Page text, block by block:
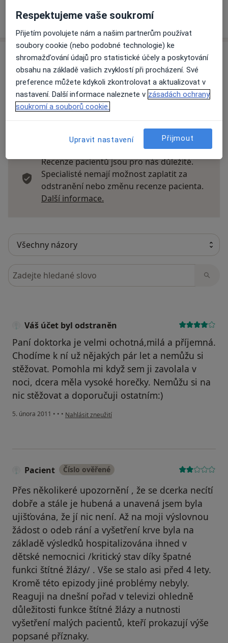
Víceo adrese
Názory
Přidejte svůj názor
Recenze pacientů jsou pro nás důležité.
Specialisté nemají možnost zaplatit za
odstranění nebo změnu recenze pacienta.
Další informace.
Hledejte v názorech
Váš účet byl odstraněn
Paní doktorka je velmi ochotná,milá a příjemná.
Chodíme k ní už nějakých pár let a nemůžu si
stěžovat. Pomohla mi když sem ji zavolala v
noci, dcera měla vysoké horečky. Nemůžu si na
nic stěžovat a doporučuji ostatním:)
5. února 2011 • • • podle názoru uživatele Váš účet byl odstraněn
Nahlásit zneužití
Pacient Číslo ověřené
Přes několikeré upozornění , že se dcerka necítí
dobře a stále je hubená a unavená jsem byla
ujišťována, že jí nic není. Až na moji výslovnou
žádost o odeb rání a vyšetření krve byla na
základě výsledků hospitalizována ihned v
dětské nemocnici /kritický stav díky špatné
funkci štítné žlázy/ . Vše se stalo asi před 4 lety.
Kromě této epizody jiné problémy nebyly.
Reaguji na dnešní pořad v televizi ohledně
důležitosti funkce štítné žlázy a nutnosti
vyšetření malých pacientů, kteří prokazují výše
popsané příznaky.
Respektujeme vaše soukromí
Přijetím povolujete nám a našim partnerům používat
soubory cookie (nebo podobné technologie) ke
shromažďování údajů pro statistické účely a poskytování
obsahu na základě vašich zvyklostí při procházení. Své
preference můžete kdykoli zkontrolovat a aktualizovat v
nastavení. Další informace naleznete v zásadách ochrany
soukromí a souborů cookie.
Upravit nastavení Přijmout